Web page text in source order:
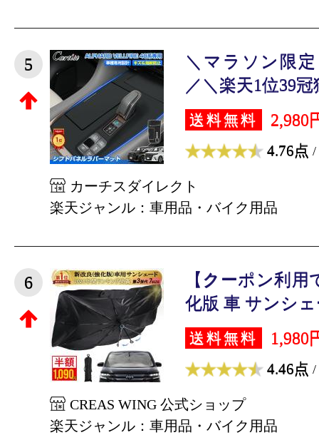
5
＼マラソン限定
／＼楽天1位39
送料無料 2,980
4.76点 /
カーチスダイレクト
楽天ジャンル：車用品・バイク用品
6
【クーポン利
化版 車 サンシ
送料無料 1,980
4.46点 /
CREAS WING 公式ショップ
楽天ジャンル：車用品・バイク用品